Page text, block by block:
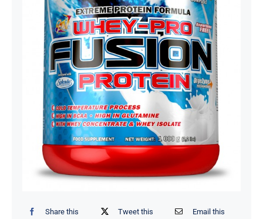
Share this Tweet this Email this